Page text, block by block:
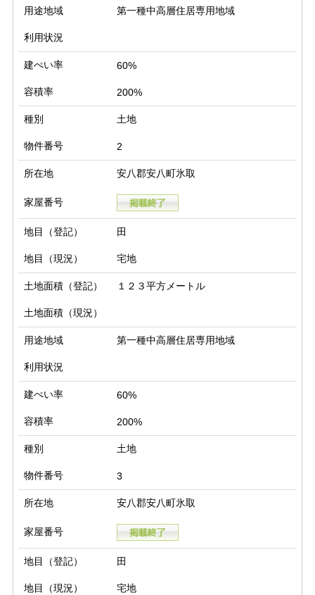
用途地域 第一種中高層住居専用地域
利用状況
建ぺい率 60%
容積率 200%
種別 土地
物件番号 2
所在地 安八郡安八町氷取
家屋番号
地目（登記） 田
地目（現況） 宅地
土地面積（登記） １２３平方メートル
土地面積（現況）
用途地域 第一種中高層住居専用地域
利用状況
建ぺい率 60%
容積率 200%
種別 土地
物件番号 3
所在地 安八郡安八町氷取
家屋番号
地目（登記） 田
地目（現況） 宅地